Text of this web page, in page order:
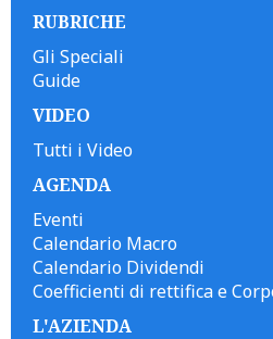
RUBRICHE
Gli Speciali
Guide
VIDEO
Tutti i Video
AGENDA
Eventi
Calendario Macro
Calendario Dividendi
Coefficienti di rettifica e
L'AZIENDA